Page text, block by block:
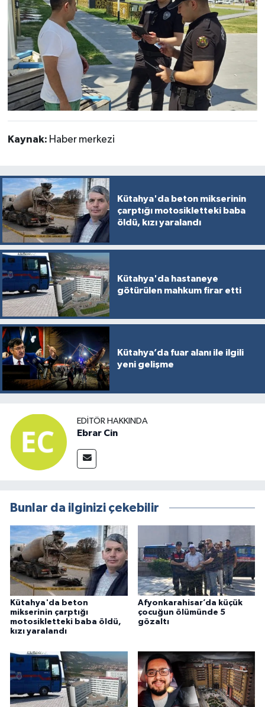
Kaynak: Haber merkezi
Kütahya'da beton mikserinin
çarptığı motosikletteki baba
öldü, kızı yaralandı
Kütahya'da hastaneye
götürülen mahkum firar etti
Kütahya’da fuar alanı ile ilgili
yeni gelişme
EDITÖR HAKKINDA
Ebrar Cin
Bunlar da ilginizi çekebilir
Kütahya'da beton
mikserinin çarptığı
motosikletteki baba öldü,
kızı yaralandı
Afyonkarahisar’da küçük
çocuğun ölümünde 5
gözaltı